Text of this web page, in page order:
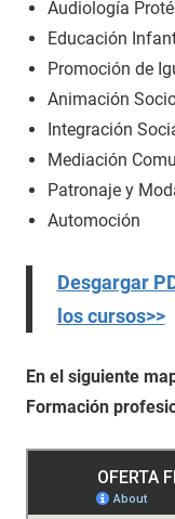
Audiología
Educación
Promoción de
Animación
Integración
Mediación
Patronaje y
Automoción
Desgargar
los cursos>>
En el siguiente
Formación